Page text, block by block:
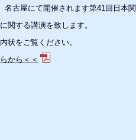
名古屋にて開催されます第41回日本
関する講演を致します。
状をご覧ください。
から＜＜